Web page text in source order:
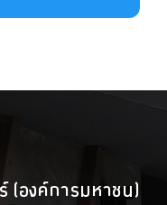
(องค์การมหาชน)